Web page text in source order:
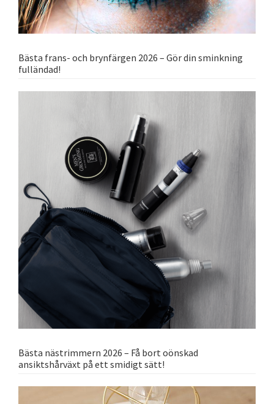
Bästa frans- och brynfärgen 2026 – Gör din sminkning
fulländad!
Bästa nästrimmern 2026 – Få bort oönskad
ansiktshårväxt på ett smidigt sätt!